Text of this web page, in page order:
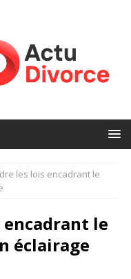
les lois encadrant le
le
éclairage